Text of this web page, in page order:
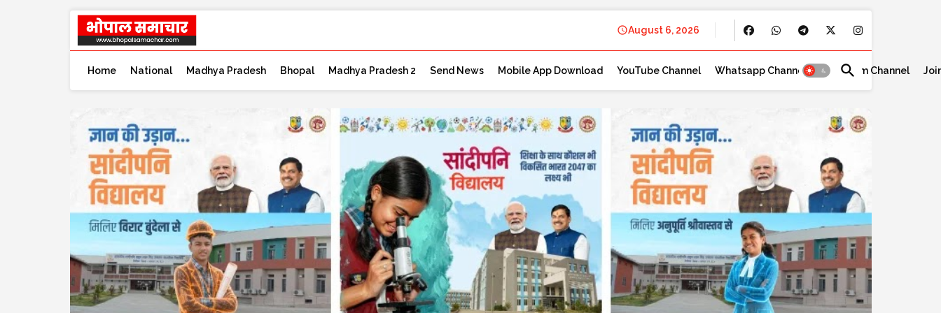
August 6, 2026
Home National Madhya Pradesh Bhopal Madhya Pradesh 2 Send News Mobile App Download YouTube Channel Whatsapp Channel Telegram Channel